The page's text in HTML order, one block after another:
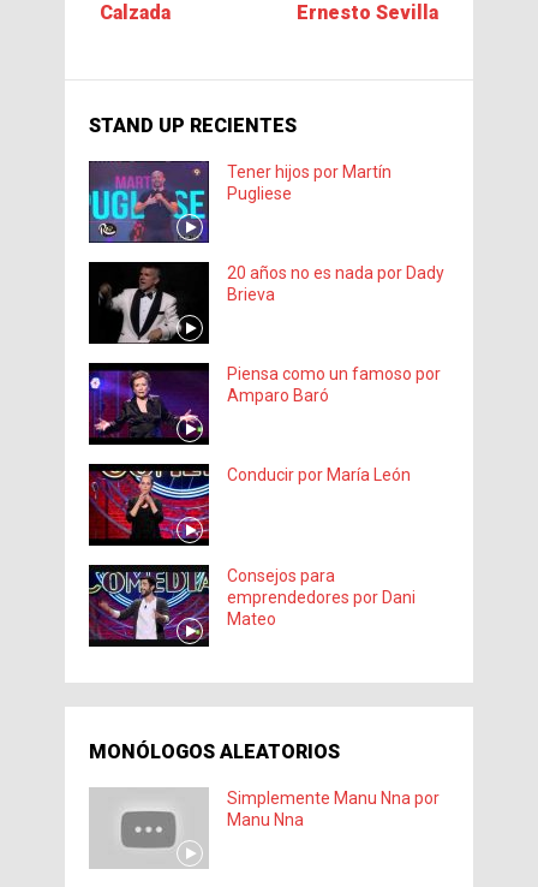
Calzada
Ernesto Sevilla
STAND UP RECIENTES
Tener hijos por Martín
Pugliese
20 años no es nada por Dady
Brieva
Piensa como un famoso por
Amparo Baró
Conducir por María León
Consejos para
emprendedores por Dani
Mateo
MONÓLOGOS ALEATORIOS
Simplemente Manu Nna por
Manu Nna